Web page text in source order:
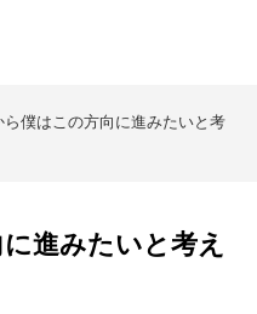
ら僕はこの方向に進みたいと考
進みたいと考え